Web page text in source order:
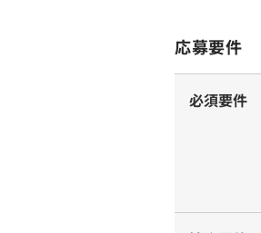
応募要件
必須要件